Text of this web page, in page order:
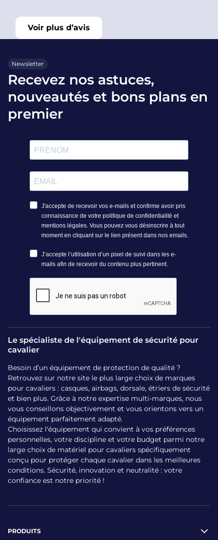
Voir plus d’avis
Newsletter
Recevez nos astuces,
nouveautés et bons plans en
premier
Le spécialiste de l'équipement de sécurité pour
cavalier
Besoin d’un équipement de protection de qualité ?
Retrouvez sur notre site le plus large choix de marques
pour cavaliers : casques, airbags, dorsale, étriers de sécurité
et bien plus. Grâce à notre expertise multi-marques, nous
vous conseillons objectivement et vous orientons vers un
équipement parfaitement adapté.
Choisissez l'équipement qui convient à vos préférences
personnelles, votre discipline et votre budget parmi notre
large choix de matériel pour cavaliers spécifiquement
conçu pour protéger chaque cavalier dans les meilleures
conditions. Sécurité, innovation et neutralité : votre
confiance est notre priorité !
PRODUITS